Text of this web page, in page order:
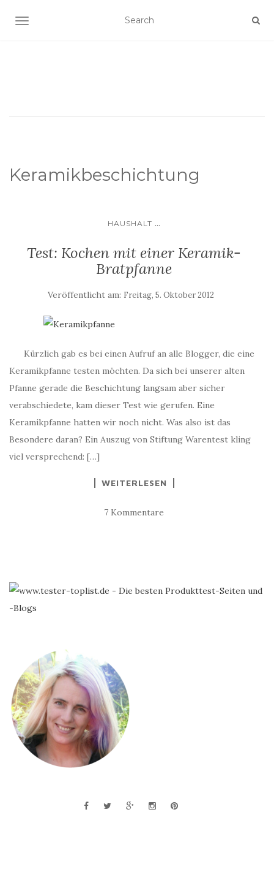
SCHALTE NAVIGATION
Keramikbeschichtung
HAUSHALT ...
Test: Kochen mit einer Keramik-
Bratpfanne
Veröffentlicht am: Freitag, 5. Oktober 2012
Kürzlich gab es bei einen Aufruf an alle Blogger, die eine
Keramikpfanne testen möchten. Da sich bei unserer alten
Pfanne gerade die Beschichtung langsam aber sicher
verabschiedete, kam dieser Test wie gerufen. Eine
Keramikpfanne hatten wir noch nicht. Was also ist das
Besondere daran? Ein Auszug von Stiftung Warentest kling
viel versprechend: […]
WEITERLESEN
7 Kommentare